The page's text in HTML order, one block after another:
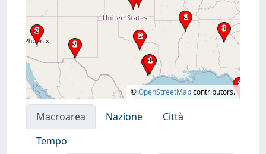
©OpenStreetMapcontributors.
Macroarea Nazione
Città
Tempo